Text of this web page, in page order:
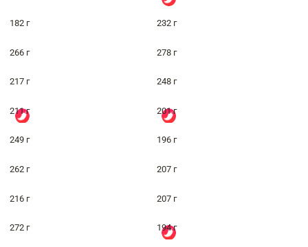
182 г 232 г
266 г 278 г
217 г 248 г
211 г 201 г
249 г 196 г
262 г 207 г
216 г 207 г
272 г 194 г